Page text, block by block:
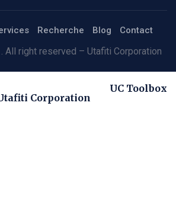
Recherche Blog Contact
All right reserved – Utafiti Corporation
UC Toolbox
Corporation